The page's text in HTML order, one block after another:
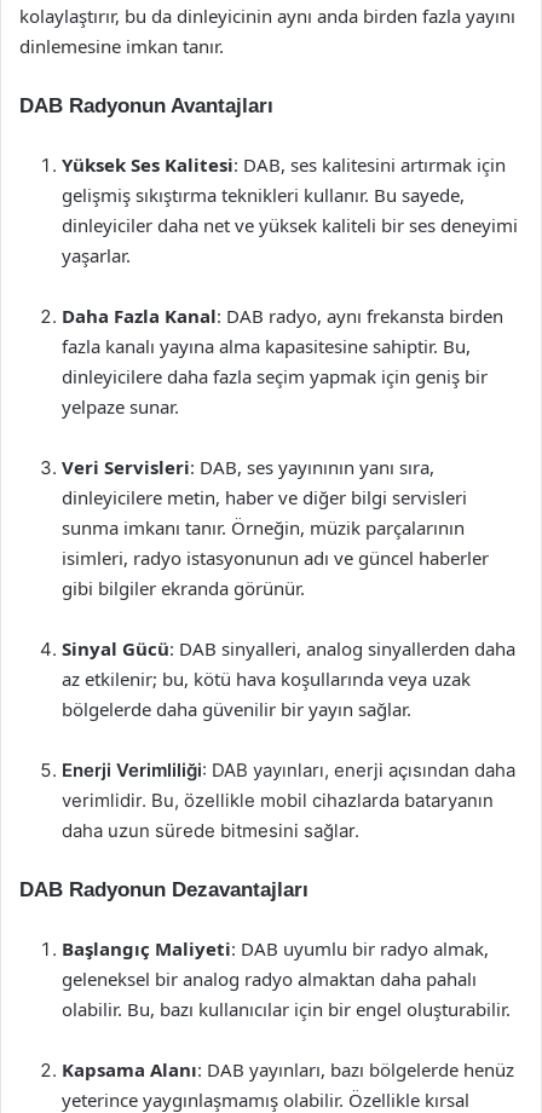
kolaylaştırır, bu da dinleyicinin aynı anda birden fazla yayını
dinlemesine imkan tanır.
DAB Radyonun Avantajları
Yüksek Ses Kalitesi: DAB, ses kalitesini artırmak için
gelişmiş sıkıştırma teknikleri kullanır. Bu sayede,
dinleyiciler daha net ve yüksek kaliteli bir ses deneyimi
yaşarlar.
Daha Fazla Kanal: DAB radyo, aynı frekansta birden
fazla kanalı yayına alma kapasitesine sahiptir. Bu,
dinleyicilere daha fazla seçim yapmak için geniş bir
yelpaze sunar.
Veri Servisleri: DAB, ses yayınının yanı sıra,
dinleyicilere metin, haber ve diğer bilgi servisleri
sunma imkanı tanır. Örneğin, müzik parçalarının
isimleri, radyo istasyonunun adı ve güncel haberler
gibi bilgiler ekranda görünür.
Sinyal Gücü: DAB sinyalleri, analog sinyallerden daha
az etkilenir; bu, kötü hava koşullarında veya uzak
bölgelerde daha güvenilir bir yayın sağlar.
Enerji Verimliliği: DAB yayınları, enerji açısından daha
verimlidir. Bu, özellikle mobil cihazlarda bataryanın
daha uzun sürede bitmesini sağlar.
DAB Radyonun Dezavantajları
Başlangıç Maliyeti: DAB uyumlu bir radyo almak,
geleneksel bir analog radyo almaktan daha pahalı
olabilir. Bu, bazı kullanıcılar için bir engel oluşturabilir.
Kapsama Alanı: DAB yayınları, bazı bölgelerde henüz
yeterince yaygınlaşmamış olabilir. Özellikle kırsal